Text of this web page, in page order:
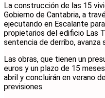
La construcción de las 15
Gobierno de Cantabria, a
ejecutando en Escalante
propietarios del edificio Las
sentencia de derribo, avanza
Las obras, que tienen un
euros y un plazo de 15
abril y concluirán en verano
previsiones.